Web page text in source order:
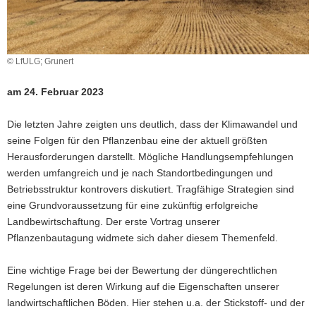
a
v
i
g
t
o
n
© LfULG; Grunert
am 24. Februar 2023
Die letzten Jahre zeigten uns deutlich, dass der Klimawandel und
seine Folgen für den Pflanzenbau eine der aktuell größten
Herausforderungen darstellt. Mögliche Handlungsempfehlungen
werden umfangreich und je nach Standortbedingungen und
Betriebsstruktur kontrovers diskutiert. Tragfähige Strategien sind
eine Grundvoraussetzung für eine zukünftig erfolgreiche
Landbewirtschaftung. Der erste Vortrag unserer
Pflanzenbautagung widmete sich daher diesem Themenfeld.
Eine wichtige Frage bei der Bewertung der düngerechtlichen
Regelungen ist deren Wirkung auf die Eigenschaften unserer
landwirtschaftlichen Böden. Hier stehen u.a. der Stickstoff- und der